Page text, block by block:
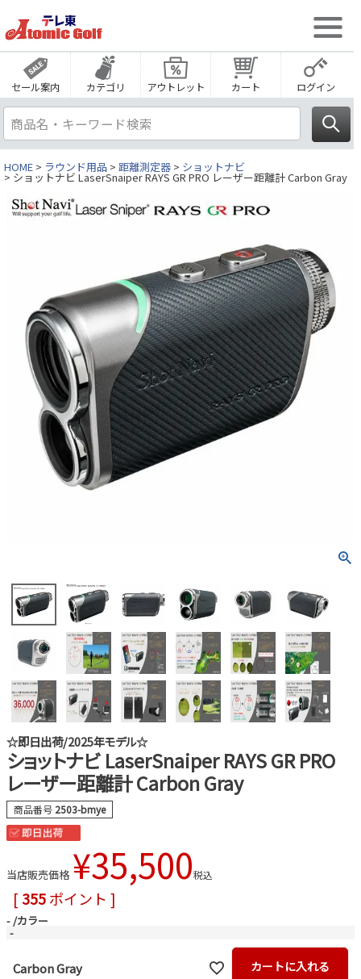
セール案内 カテゴリ アウトレット カート ログイン
HOME ラウンド用品 距離測定器 ショットナビ
ショットナビ LaserSnaiper RAYS GR PRO レーザー距離計 Carbon Gray
☆即日出荷/2025年モデル☆
ショットナビ LaserSnaiper RAYS GR PRO
レーザー距離計 Carbon Gray
商品番号 2503-bmye
当店販売価格 ¥35,500税込
[355ポイント ]
- カラー
-
Carbon Gray カートに入れる